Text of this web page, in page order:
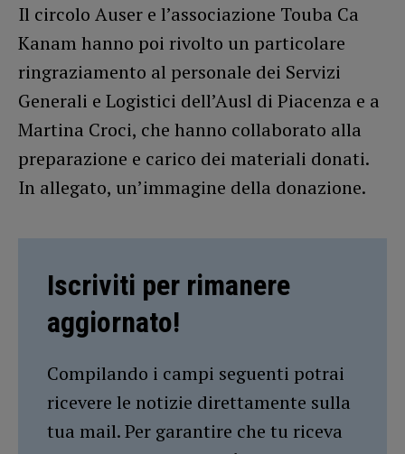
Il circolo Auser e l’associazione Touba Ca
Kanam hanno poi rivolto un particolare
ringraziamento al personale dei Servizi
Generali e Logistici dell’Ausl di Piacenza e a
Martina Croci, che hanno collaborato alla
preparazione e carico dei materiali donati.
In allegato, un’immagine della donazione.
Iscriviti per rimanere
aggiornato!
Compilando i campi seguenti potrai
ricevere le notizie direttamente sulla
tua mail. Per garantire che tu riceva